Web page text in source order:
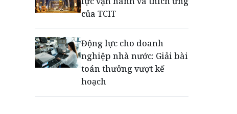
của TCIT
Động lực cho doanh
nghiệp nhà nước: Giải bài
toán thưởng vượt kế
hoạch